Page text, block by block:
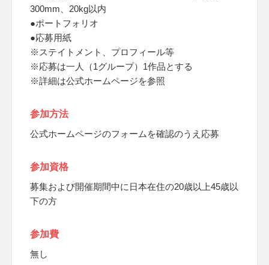
300mm、20kg以内
●ポートフォリオ
●応募用紙
※ステイトメント、プロフィール等
※応募は一人（1グループ）1作品とする
※詳細は公式ホームページを参照
参加方法
公式ホームページのフォームを確認のうえ応募
参加資格
募集および開催期間中に日本在住の20歳以上45歳以
下の方
参加費
無し